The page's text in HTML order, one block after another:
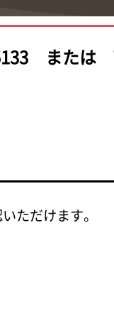
または
ただけます。